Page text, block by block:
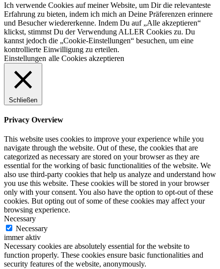
Ich verwende Cookies auf meiner Website, um Dir die relevanteste
Erfahrung zu bieten, indem ich mich an Deine Präferenzen erinnere
und Besucher wiedererkenne. Indem Du auf „Alle akzeptieren“
klickst, stimmst Du der Verwendung ALLER Cookies zu. Du
kannst jedoch die „Cookie-Einstellungen“ besuchen, um eine
kontrollierte Einwilligung zu erteilen.
Einstellungen alle Cookies akzeptieren
Schließen
Privacy Overview
This website uses cookies to improve your experience while you
navigate through the website. Out of these, the cookies that are
categorized as necessary are stored on your browser as they are
essential for the working of basic functionalities of the website. We
also use third-party cookies that help us analyze and understand how
you use this website. These cookies will be stored in your browser
only with your consent. You also have the option to opt-out of these
cookies. But opting out of some of these cookies may affect your
browsing experience.
Necessary
Necessary
immer aktiv
Necessary cookies are absolutely essential for the website to
function properly. These cookies ensure basic functionalities and
security features of the website, anonymously.